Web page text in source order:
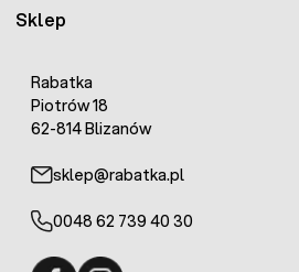
Sklep
Rabatka
Piotrów 18
62-814 Blizanów
sklep@rabatka.pl
0048 62 739 40 30